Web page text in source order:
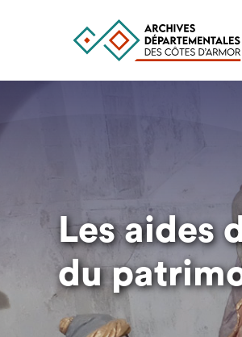
Les aides
du